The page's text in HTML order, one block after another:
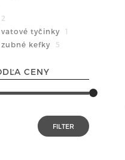
2
vatové tyčinky
1
kefky
5
CENY